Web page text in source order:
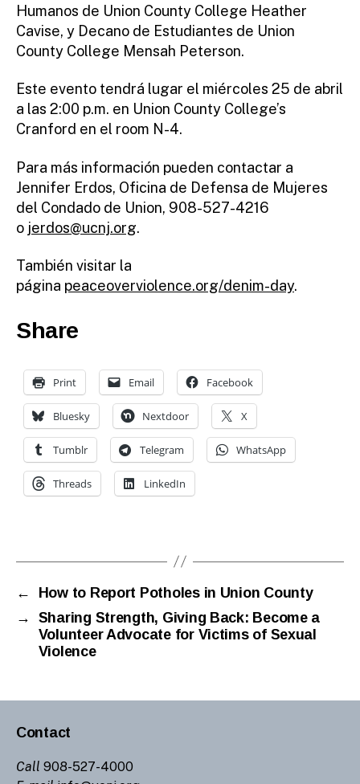
Humanos de Union County College Heather
Cavise, y Decano de Estudiantes de Union
County College Mensah Peterson.
Este evento tendrá lugar el miércoles 25 de abril
a las 2:00 p.m. en Union County College’s
Cranford en el room N-4.
Para más información pueden contactar a
Jennifer Erdos, Oficina de Defensa de Mujeres
del Condado de Union, 908-527-4216
o jerdos@ucnj.org.
También visitar la
página peaceoverviolence.org/denim-day.
Share
Print Email Facebook
Bluesky Nextdoor X
Tumblr Telegram WhatsApp
Threads LinkedIn
c
h
ai
r
m
a
d
o
s
←
How to Report Potholes in Union County
→
Sharing Strength, Giving Back: Become a
Volunteer Advocate for Victims of Sexual
Violence
Contact
Call 908-527-4000